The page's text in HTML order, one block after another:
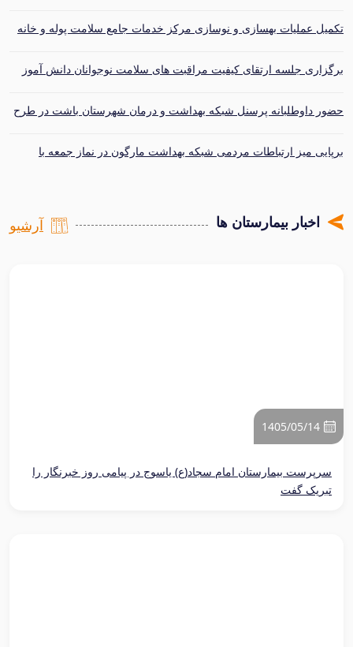
تکمیل عملیات بهسازی و نوسازی مرکز خدمات جامع سلامت پوله و خانه
برگزاری جلسه ارتقای کیفیت مراقبت های سلامت نوجوانان دانش آموز
حضور داوطلبانه پرسنل شبکه بهداشت و درمان شهرستان باشت در طرح
برپایی میز ارتباطات مردمی شبکه بهداشت مارگون در نماز جمعه با
اخبار بیمارستان ها آرشیو
1405/05/14
سرپرست بیمارستان امام سجاد(ع) یاسوج در پیامی روز خبرنگار را
تبریک گفت